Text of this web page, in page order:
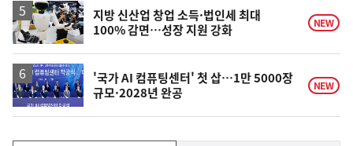
락
지방 신산업 창업 소득·법인세 최대
100% 감면…성장 지원 강화
NEW
'국가 AI 컴퓨팅센터' 첫 삽…1만 5000장
규모·2028년 완공
NEW